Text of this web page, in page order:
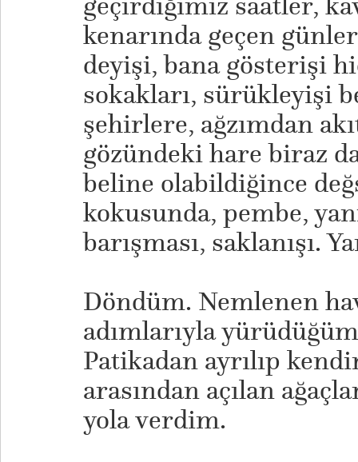
kenarında geçen
deyişi, bana gösterişi
sokakları, sürükleyişi
şehirlere, ağzımdan
gözündeki hare biraz
beline olabildiğince
kokusunda, pembe,
barışması, saklanışı.
Döndüm. Nemlenen
adımlarıyla
Patikadan ayrılıp
arasından açılan
yola verdim.